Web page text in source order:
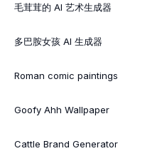
毛茸茸的 AI 艺术生成器
多巴胺女孩 AI 生成器
Roman comic paintings
Goofy Ahh Wallpaper
Cattle Brand Generator